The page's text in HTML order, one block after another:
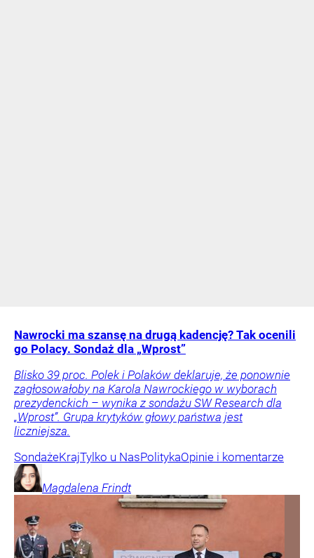
Nawrocki ma szansę na drugą kadencję? Tak ocenili
go Polacy. Sondaż dla „Wprost”
Blisko 39 proc. Polek i Polaków deklaruje, że ponownie
zagłosowałoby na Karola Nawrockiego w wyborach
prezydenckich – wynika z sondażu SW Research dla
„Wprost”. Grupa krytyków głowy państwa jest
liczniejsza.
SondażeKrajTylko u NasPolitykaOpinie i komentarze
Magdalena Frindt